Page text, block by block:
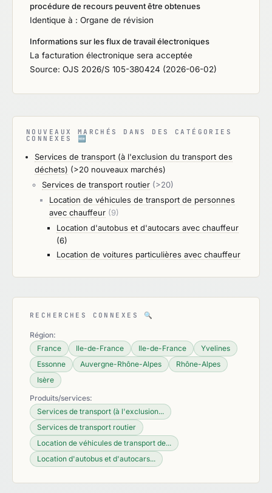
procédure de recours peuvent être obtenues
Identique à : Organe de révision
Informations sur les flux de travail électroniques
La facturation électronique sera acceptée
Source: OJS 2026/S 105-380424 (2026-06-02)
NOUVEAUX MARCHÉS DANS DES CATÉGORIES
CONNEXES 🆕
Services de transport (à l'exclusion du transport des
déchets) (>20 nouveaux marchés)
Services de transport routier (>20)
Location de véhicules de transport de personnes
avec chauffeur (9)
Location d'autobus et d'autocars avec chauffeur
(6)
Location de voitures particulières avec chauffeur
RECHERCHES CONNEXES 🔍
Région:
France
Ile-de-France Ile-de-France
Yvelines
Essonne
Auvergne-Rhône-Alpes
Rhône-Alpes
Isère
Produits/services:
Services de transport (à l'exclusion...
Services de transport routier
Location de véhicules de transport de...
Location d'autobus et d'autocars...